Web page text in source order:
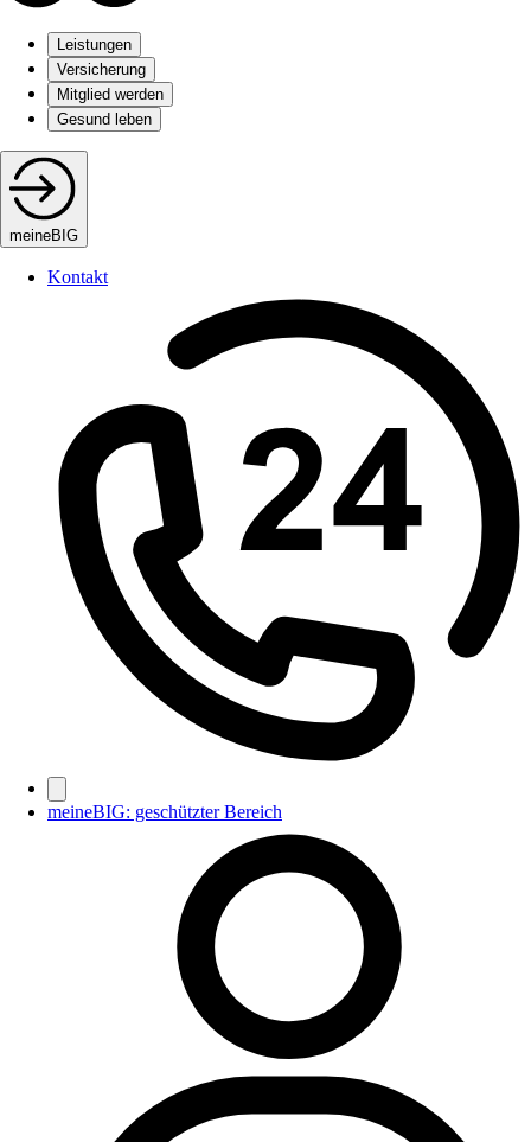
Leistungen
Versicherung
Mitglied werden
Gesund leben
meineBIG
Kontakt
meineBIG: geschützter Bereich